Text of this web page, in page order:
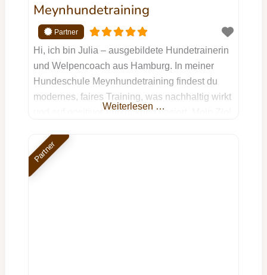
Meynhundetraining
Hi, ich bin Julia – ausgebildete Hundetrainerin
und Welpencoach aus Hamburg. In meiner
Hundeschule Meynhundetraining findest du
modernes, faires Training, was nachhaltig wirkt
und auf positiver Verstärkung basiert. Mein Ziel
unterstützen, ein echtes Team zu werden:
durch gegenseitiges Verstehen, klare
Kommunikation auf Augenhöhe und jede
Weiterlesen …
Partner